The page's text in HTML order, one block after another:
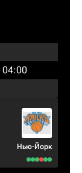
04:00
Нью-Йорк